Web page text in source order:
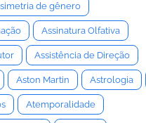
de gênero
Assinatura Olfativa
Assistência de Direção
Aston Martin Astrologia
Atemporalidade